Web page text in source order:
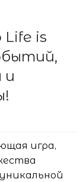
is
и
игра,